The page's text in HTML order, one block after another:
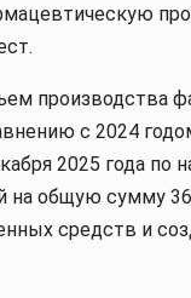
производства
с 2024
2025 года
на общую сумму
средств и